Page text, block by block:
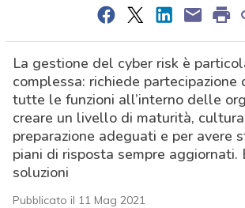
La gestione del cyber risk è
complessa: richiede partecipazione
tutte le funzioni all’interno delle
creare un livello di maturità,
preparazione adeguati e per avere
piani di risposta sempre aggiornati.
soluzioni
Pubblicato il 11 Mag 2021